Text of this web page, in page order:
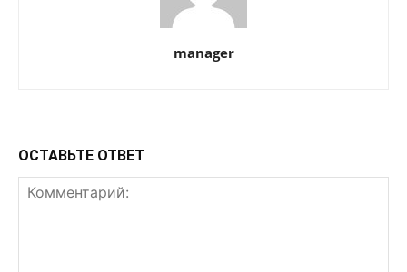
manager
ОСТАВЬТЕ ОТВЕТ